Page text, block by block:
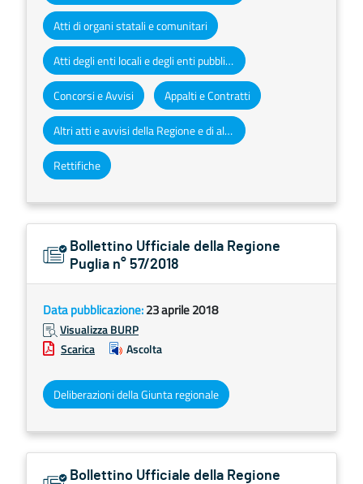
Atti di organi statali e comunitari
Atti degli enti locali e degli enti pubblici e privati
Concorsi e Avvisi Appalti e Contratti
Altri atti e avvisi della Regione e di altri enti pubblici che interessano la collettività regionale
Rettifiche
Bollettino Ufficiale della Regione
Puglia n° 57/2018
Data pubblicazione:23 aprile 2018
Visualizza BURP
Scarica
Ascolta
Deliberazioni della Giunta regionale
Bollettino Ufficiale della Regione